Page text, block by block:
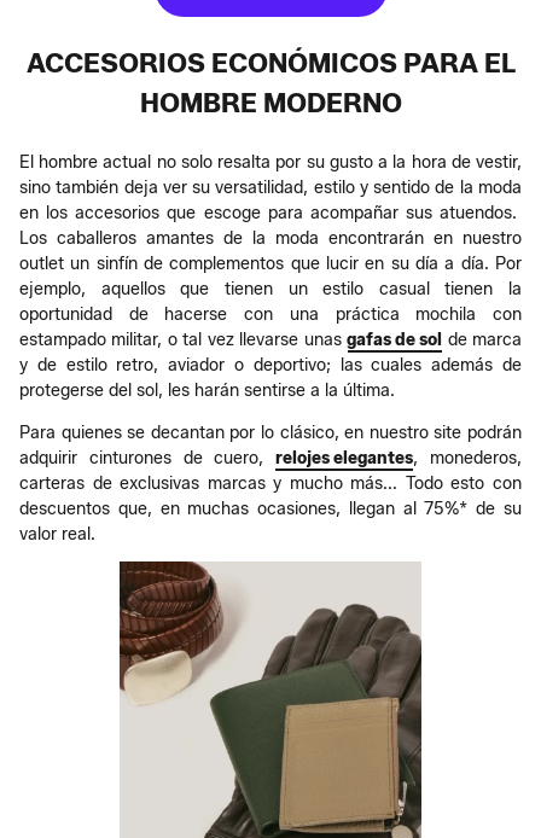
ACCESORIOS ECONÓMICOS PARA EL
HOMBRE MODERNO
El hombre actual no solo resalta por su gusto a la hora de vestir,
sino también deja ver su versatilidad, estilo y sentido de la moda
en los accesorios que escoge para acompañar sus atuendos.
Los caballeros amantes de la moda encontrarán en nuestro
outlet un sinfín de complementos que lucir en su día a día. Por
ejemplo, aquellos que tienen un estilo casual tienen la
oportunidad de hacerse con una práctica mochila con
estampado militar, o tal vez llevarse unasgafas de sol de marca
y de estilo retro, aviador o deportivo; las cuales además de
protegerse del sol, les harán sentirse a la última.
Para quienes se decantan por lo clásico, en nuestro site podrán
adquirir cinturones de cuero,relojes elegantes, monederos,
carteras de exclusivas marcas y mucho más... Todo esto con
descuentos que, en muchas ocasiones, llegan al 75%* de su
valor real.